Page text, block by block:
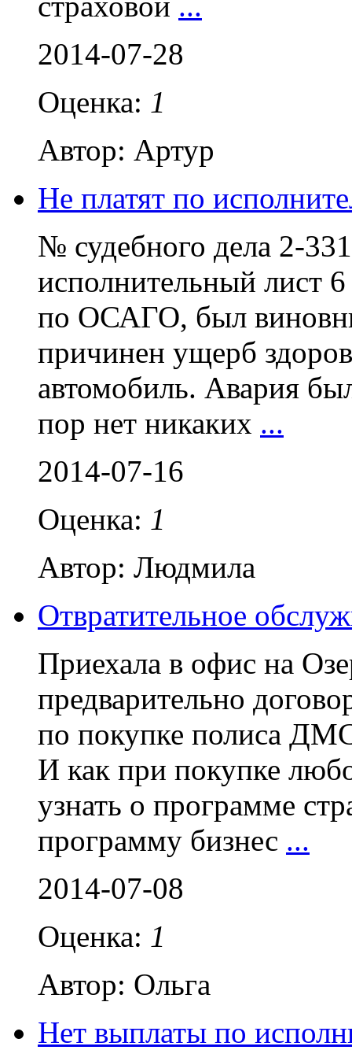
2014-07-28
Оценка: 1
Автор: Артур
Не платят по
№ судебного дела 2-
исполнительный лист
по ОСАГО, был
причинен ущерб
автомобиль. Авария
пор нет никаких ...
2014-07-16
Оценка: 1
Автор: Людмила
Отвратительное
Приехала в офис на
предварительно
по покупке полиса
И как при покупке
узнать о программе
программу бизнес ...
2014-07-08
Оценка: 1
Автор: Ольга
Нет выплаты по